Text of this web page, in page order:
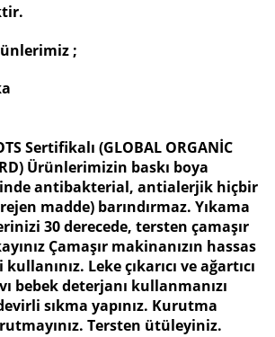
;
Sertifikalı (GLOBAL ORGANİC
Ürünlerimizin baskı boya
antibakterial, antialerjik hiçbir
madde) barındırmaz. Yıkama
30 derecede, tersten çamaşır
Çamaşır makinanızın hassas
Leke çıkarıcı ve ağartıcı
bebek deterjanı kullanmanızı
sıkma yapınız. Kurutma
Tersten ütüleyiniz.